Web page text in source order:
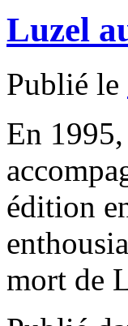
Luzel
Publié le
En
édition
mort de